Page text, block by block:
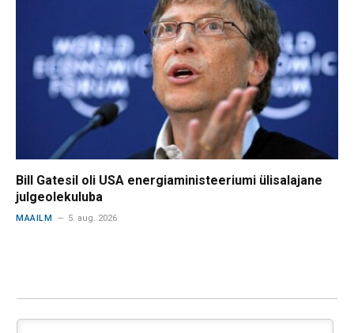
Bill Gatesil oli USA energiaministeeriumi ülisalajane
julgeolekuluba
MAAILM 5. aug. 2026